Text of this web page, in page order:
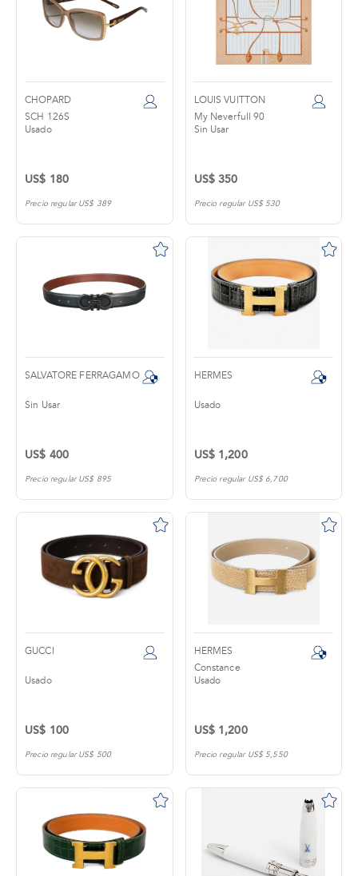
CHOPARD
SCH 126S
Usado
US$ 180
Precio regular US$ 389
LOUIS VUITTON
My Neverfull 90
Sin Usar
US$ 350
Precio regular US$ 530
SALVATORE FERRAGAMO
Sin Usar
US$ 400
Precio regular US$ 895
HERMES
Usado
US$ 1,200
Precio regular US$ 6,700
GUCCI
Usado
US$ 100
Precio regular US$ 500
HERMES
Constance
Usado
US$ 1,200
Precio regular US$ 5,550